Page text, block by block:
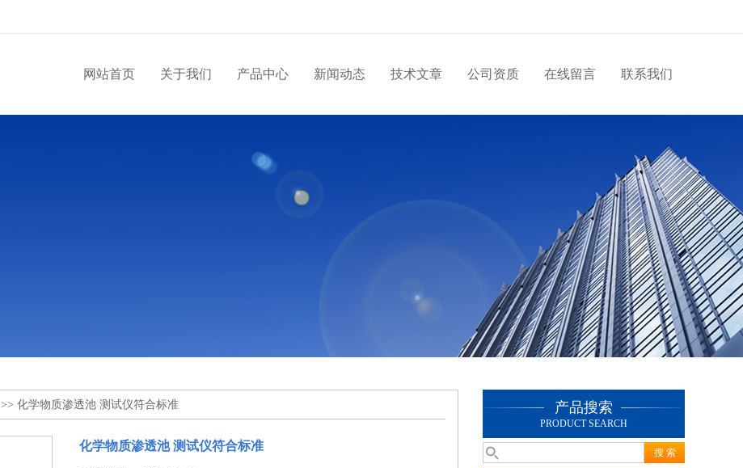
网站首页 关于我们 产品中心 新闻动态 技术文章 公司资质 在线留言 联系我们
>> 化学物质渗透池 测试仪符合标准
化学物质渗透池 测试仪符合标准
产品搜索
PRODUCT SEARCH